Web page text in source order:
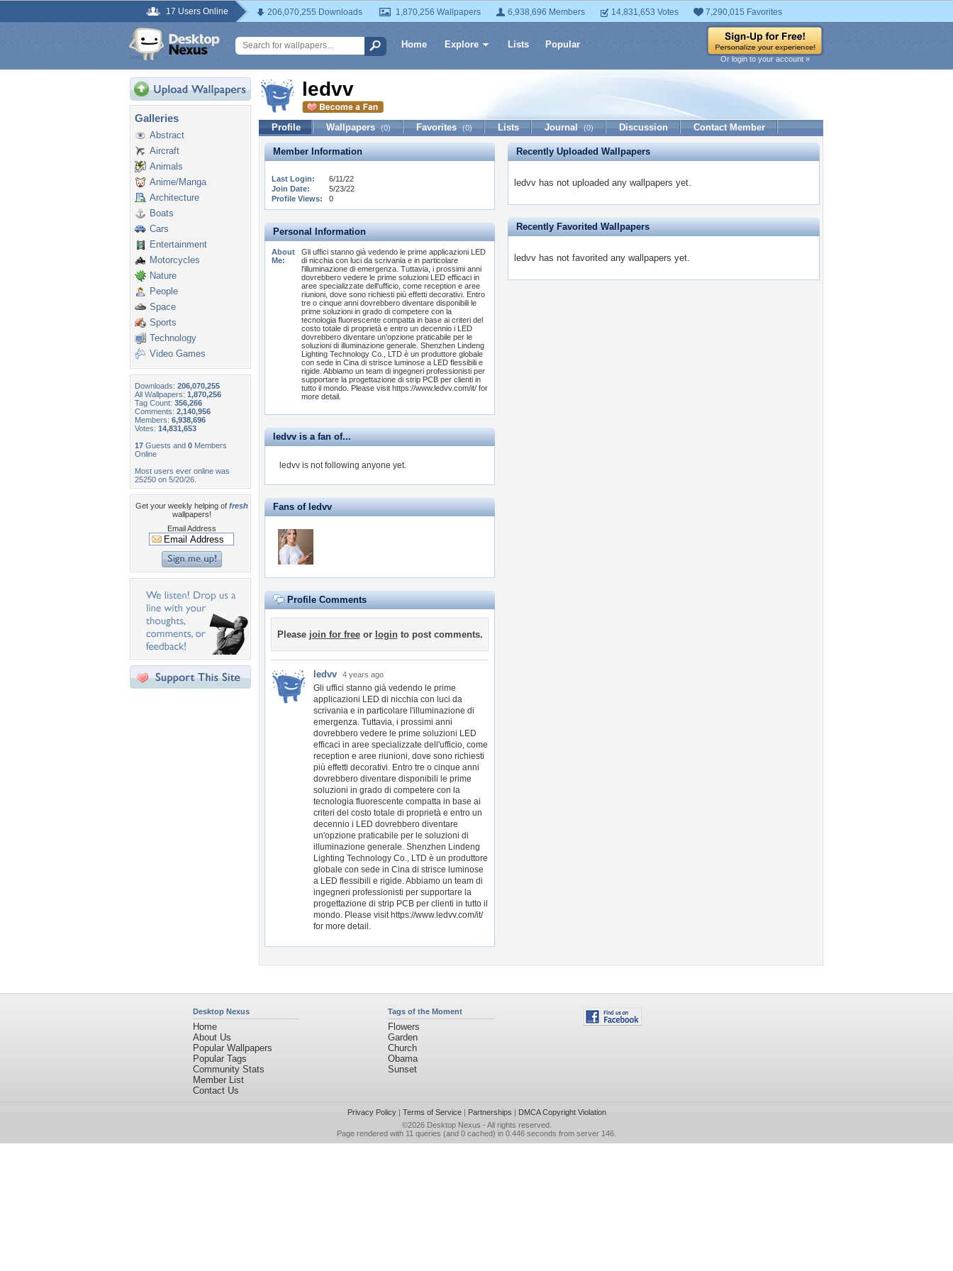
17 Users Online 206,070,255 Downloads 1,870,256 Wallpapers 6,938,696 Members 14,831,653 Votes 7,290,015 Favorites
Home Explore Lists Popular
Or login to your account »
Galleries
Abstract
Aircraft
Animals
Anime/Manga
Architecture
Boats
Cars
Entertainment
Motorcycles
Nature
People
Space
Sports
Technology
Video Games
Downloads: 206,070,255
All Wallpapers: 1,870,256
Tag Count: 356,266
Comments: 2,140,956
Members: 6,938,696
Votes: 14,831,653
17 Guests and 0 Members
Online
Most users ever online was
25250 on 5/20/26.
Get your weekly helping of fresh
wallpapers!
Email Address
ledvv
Profile Wallpapers (0) Favorites (0) Lists Journal (0) Discussion Contact Member
Member Information
Last Login:
6/11/22
Join Date:
5/23/22
Profile Views:
0
Personal Information
About
Me:
Gli uffici stanno già vedendo le prime applicazioni LED
di nicchia con luci da scrivania e in particolare
l'illuminazione di emergenza. Tuttavia, i prossimi anni
dovrebbero vedere le prime soluzioni LED efficaci in
aree specializzate dell'ufficio, come reception e aree
riunioni, dove sono richiesti più effetti decorativi. Entro
tre o cinque anni dovrebbero diventare disponibili le
prime soluzioni in grado di competere con la
tecnologia fluorescente compatta in base ai criteri del
costo totale di proprietà e entro un decennio i LED
dovrebbero diventare un'opzione praticabile per le
soluzioni di illuminazione generale. Shenzhen Lindeng
Lighting Technology Co., LTD è un produttore globale
con sede in Cina di strisce luminose a LED flessibili e
rigide. Abbiamo un team di ingegneri professionisti per
supportare la progettazione di strip PCB per clienti in
tutto il mondo. Please visit https://www.ledvv.com/it/ for
more detail.
ledvv is a fan of...
ledvv is not following anyone yet.
Fans of ledvv
Profile Comments
Please join for freeor loginto post comments.
ledvv 4 years ago
Gli uffici stanno già vedendo le prime
applicazioni LED di nicchia con luci da
scrivania e in particolare l'illuminazione di
emergenza. Tuttavia, i prossimi anni
dovrebbero vedere le prime soluzioni LED
efficaci in aree specializzate dell'ufficio, come
reception e aree riunioni, dove sono richiesti
più effetti decorativi. Entro tre o cinque anni
dovrebbero diventare disponibili le prime
soluzioni in grado di competere con la
tecnologia fluorescente compatta in base ai
criteri del costo totale di proprietà e entro un
decennio i LED dovrebbero diventare
un'opzione praticabile per le soluzioni di
illuminazione generale. Shenzhen Lindeng
Lighting Technology Co., LTD è un produttore
globale con sede in Cina di strisce luminose
a LED flessibili e rigide. Abbiamo un team di
ingegneri professionisti per supportare la
progettazione di strip PCB per clienti in tutto il
mondo. Please visit https://www.ledvv.com/it/
for more detail.
Recently Uploaded Wallpapers
ledvv has not uploaded any wallpapers yet.
Recently Favorited Wallpapers
ledvv has not favorited any wallpapers yet.
Desktop Nexus
Home
About Us
Popular Wallpapers
Popular Tags
Community Stats
Member List
Contact Us
Tags of the Moment
Flowers
Garden
Church
Obama
Sunset
Privacy Policy| Terms of Service| Partnerships | DMCA Copyright Violation
©2026 Desktop Nexus - All rights reserved.
Page rendered with 11 queries (and 0 cached) in 0.446 seconds from server 146.